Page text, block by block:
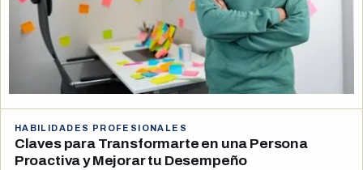
HABILIDADES PROFESIONALES
Claves para Transformarte en una Persona
Proactiva y Mejorar tu Desempeño